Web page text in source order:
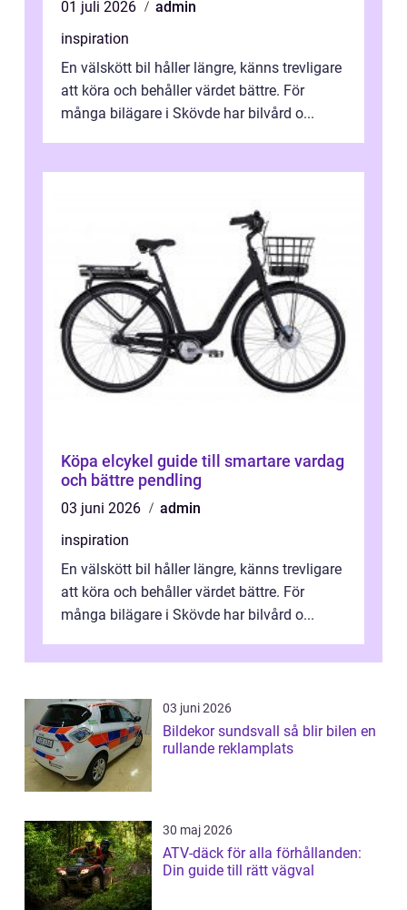
01 juli 2026
admin
inspiration
En välskött bil håller längre, känns trevligare
att köra och behåller värdet bättre. För
många bilägare i Skövde har bilvård o...
Köpa elcykel guide till smartare vardag
och bättre pendling
03 juni 2026
admin
inspiration
En välskött bil håller längre, känns trevligare
att köra och behåller värdet bättre. För
många bilägare i Skövde har bilvård o...
03 juni 2026
Bildekor sundsvall så blir bilen en
rullande reklamplats
30 maj 2026
ATV-däck för alla förhållanden:
Din guide till rätt vägval